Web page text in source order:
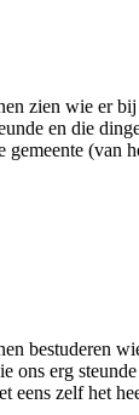
zien wie er bij
en die
gemeente (van
bestuderen
ons erg
eens zelf het